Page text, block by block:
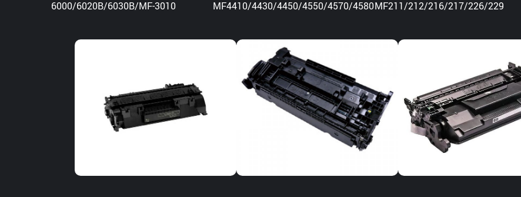
6000/6020B/6030B/MF-3010
MF4410/4430/4450/4550/4570/4580MF211/212/216/217/226/229